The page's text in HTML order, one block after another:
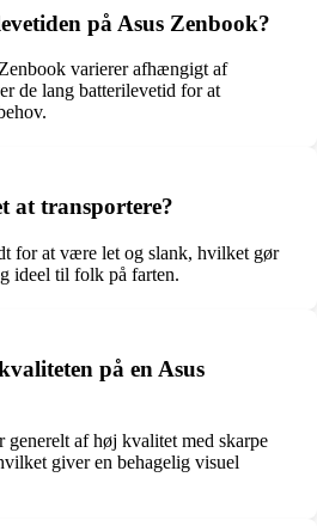
på Asus Zenbook?
varierer afhængigt af
de lang batterilevetid for at
at transportere?
for at være let og slank, hvilket gør
ideel til folk på farten.
på en Asus
af høj kvalitet med skarpe
giver en behagelig visuel